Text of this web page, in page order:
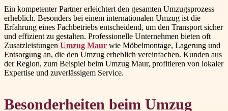
Ein kompetenter Partner erleichtert den gesamten Umzugsprozess
erheblich. Besonders bei einem internationalen Umzug ist die
Erfahrung eines Fachbetriebs entscheidend, um den Transport sicher
und effizient zu gestalten. Professionelle Unternehmen bieten oft
Zusatzleistungen Umzug Maur wie Möbelmontage, Lagerung und
Entsorgung an, die den Umzug erheblich vereinfachen. Kunden aus
der Region, zum Beispiel beim Umzug Maur, profitieren von lokaler
Expertise und zuverlässigem Service.
Besonderheiten beim Umzug